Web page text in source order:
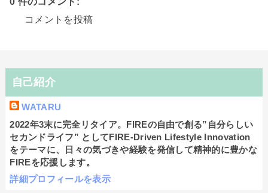
コメントを投稿
自己紹介
WATARU
2022年3末に完全リタイア。FIREの自由で創る”自分らしい
セカンドライフ” としてFIRE-Driven Lifestyle Innovation
をテーマに、日々の気づきや経験を発信して精神的に豊かな
FIREを応援します。
詳細プロフィールを表示